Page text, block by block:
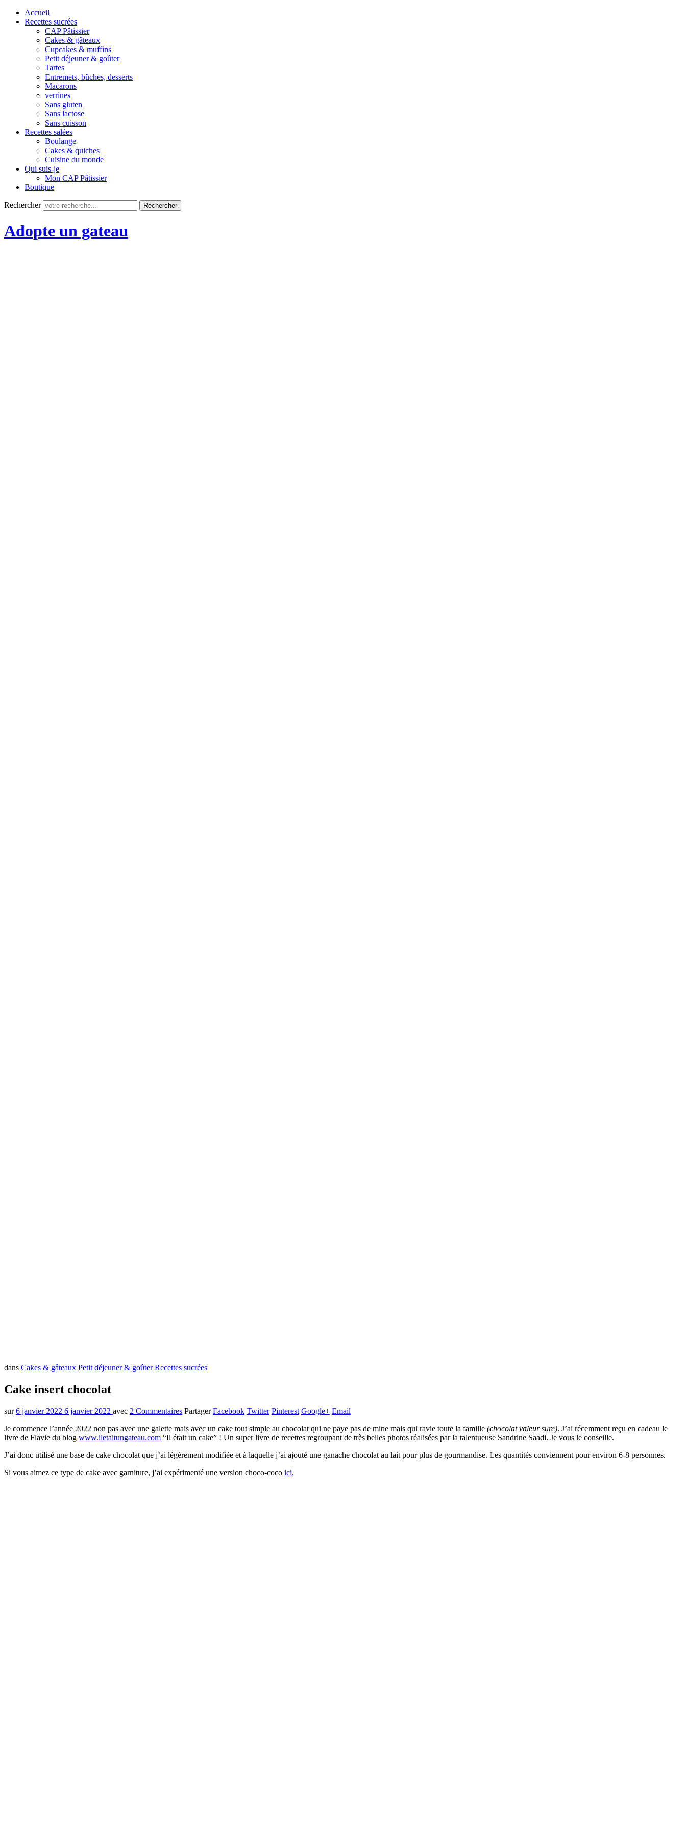
Accueil
Recettes sucrées
CAP Pâtissier
Cakes & gâteaux
Cupcakes & muffins
Petit déjeuner & goûter
Tartes
Entremets, bûches, desserts
Macarons
verrines
Sans gluten
Sans lactose
Sans cuisson
Recettes salées
Boulange
Cakes & quiches
Cuisine du monde
Qui suis-je
Mon CAP Pâtissier
Boutique
Rechercher
Adopte un gateau
dans Cakes & gâteaux Petit déjeuner & goûter Recettes sucrées
Cake insert chocolat
sur6 janvier 2022 6 janvier 2022 avec 2 Commentaires PartagerFacebook Twitter Pinterest Google+ Email
Je commence l’année 2022 non pas avec une galette mais avec un cake tout simple au chocolat qui ne paye pas de mine mais qui ravie toute la famille (chocolat valeur sure). J’ai récemment reçu en cadeau le
livre de Flavie du blog www.iletaitungateau.com “Il était un cake” ! Un super livre de recettes regroupant de très belles photos réalisées par la talentueuse Sandrine Saadi. Je vous le conseille.
J’ai donc utilisé une base de cake chocolat que j’ai légèrement modifiée et à laquelle j’ai ajouté une ganache chocolat au lait pour plus de gourmandise. Les quantités conviennent pour environ 6-8 personnes.
Si vous aimez ce type de cake avec garniture, j’ai expérimenté une version choco-coco ici.